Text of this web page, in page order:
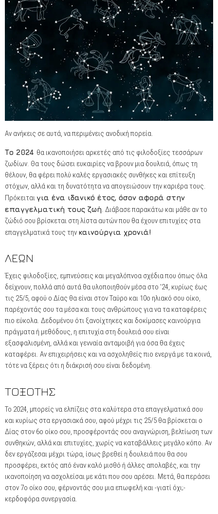
Αν ανήκεις σε αυτά, να περιμένεις ανοδική πορεία.
Το 2024 θα ικανοποιήσει αρκετές από τις φιλοδοξίες τεσσάρων
ζωδίων. Θα τους δώσει ευκαιρίες να βρουν μια δουλειά, όπως τη
θέλουν, θα φέρει πολύ καλές εργασιακές συνθήκες και επίτευξη
στόχων, αλλά και τη δυνατότητα να απογειώσουν την καριέρα τους.
Πρόκειται για ένα ιδανικό έτος, όσον αφορά στην
επαγγελματική τους ζωή. Διάβασε παρακάτω και μάθε αν το
ζώδιό σου βρίσκεται στη λίστα αυτών που θα έχουν επιτυχίες στα
επαγγελματικά τους την καινούργια χρονιά!
ΛΕΩΝ
Έχεις φιλοδοξίες, εμπνεύσεις και μεγαλόπνοα σχέδια που όπως όλα
δείχνουν, πολλά από αυτά θα υλοποιηθούν μέσα στο ’24, κυρίως έως
τις 25/5, αφού ο Δίας θα είναι στον Ταύρο και 10ο ηλιακό σου οίκο,
παρέχοντάς σου τα μέσα και τους ανθρώπους για να τα καταφέρεις
πιο εύκολα. Δεδομένου ότι ξανοίχτηκες και δοκίμασες καινούργια
πράγματα ή μεθόδους, η επιτυχία στη δουλειά σου είναι
εξασφαλισμένη, αλλά και γενναία ανταμοιβή για όσα θα έχεις
καταφέρει. Αν επιχειρήσεις και να ασχοληθείς πιο ενεργά με τα κοινά,
τότε να ξέρεις ότι η διάκρισή σου είναι δεδομένη.
ΤΟΞΟΤΗΣ
Το 2024, μπορείς να ελπίζεις στα καλύτερα στα επαγγελματικά σου
και κυρίως στα εργασιακά σου, αφού μέχρι τις 25/5 θα βρίσκεται ο
Δίας στον 6ο οίκο σου, προσφέροντάς σου αναγνώριση, βελτίωση των
συνθηκών, αλλά και επιτυχίες, χωρίς να καταβάλλεις μεγάλο κόπο. Αν
δεν εργάζεσαι μέχρι τώρα, ίσως βρεθεί η δουλειά που θα σου
προσφέρει, εκτός από έναν καλό μισθό ή άλλες απολαβές, και την
ικανοποίηση να ασχολείσαι με κάτι που σου αρέσει. Μετά, θα περάσει
στον 7ο οίκο σου, φέρνοντάς σου μια επωφελή και -γιατί όχι;-
κερδοφόρα συνεργασία.